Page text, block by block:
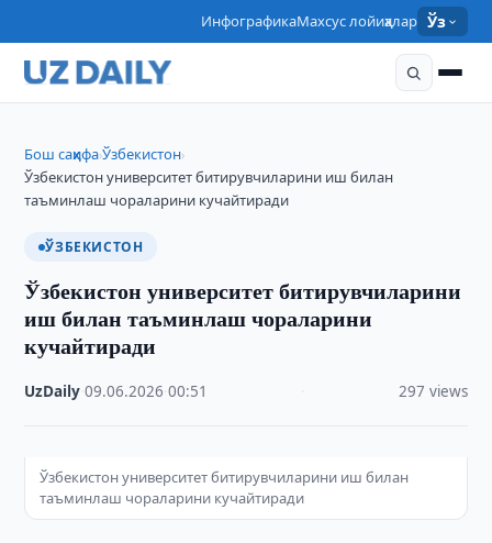
ИнфографикаМахсус лойиҳалар Ўз
Бош саҳифа›Ўзбекистон›
Ўзбекистон университет битирувчиларини иш билан
таъминлаш чораларини кучайтиради
ЎЗБЕКИСТОН
Ўзбекистон университет битирувчиларини
иш билан таъминлаш чораларини
кучайтиради
UzDaily ·09.06.2026 ·00:51 297 views
Ўзбекистон университет битирувчиларини иш билан
таъминлаш чораларини кучайтиради